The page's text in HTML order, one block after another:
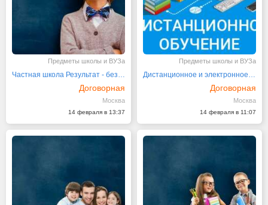
Предметы школы и ВУЗа
Частная школа Результат - без зубрежки!
Договорная
Москва
14 февраля в 13:37
Предметы школы и ВУЗа
Дистанционное и электронное обучение в частной школе
Договорная
Москва
14 февраля в 11:07